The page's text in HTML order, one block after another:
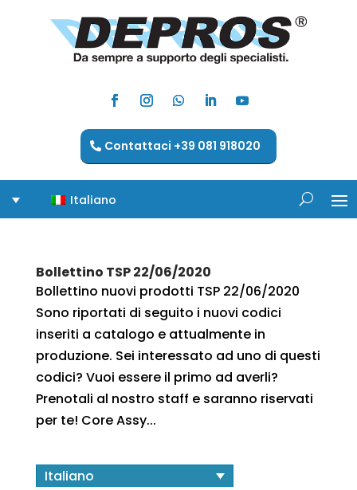
Contattaci +39 081 918020
Italiano
Bollettino TSP 22/06/2020
Bollettino nuovi prodotti TSP 22/06/2020
Sono riportati di seguito i nuovi codici
inseriti a catalogo e attualmente in
produzione. Sei interessato ad uno di questi
codici? Vuoi essere il primo ad averli?
Prenotali al nostro staff e saranno riservati
per te! Core Assy...
Italiano